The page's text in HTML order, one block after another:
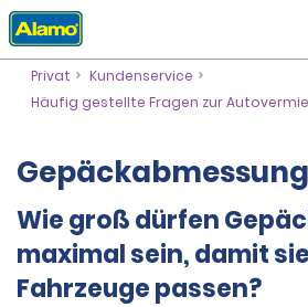
Privat
Kundenservice
Häufig gestellte Fragen zur
Wie groß dürfen
maximal sein, damit
Fahrzeuge passen?